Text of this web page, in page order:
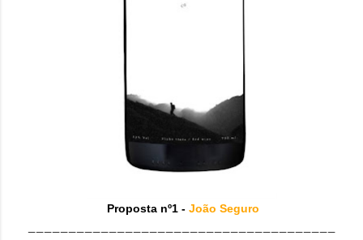
Proposta nº1 - João Seguro